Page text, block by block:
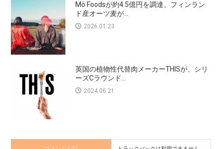
Mö Foodsが約4.5億円を調達、フィンラン
ド産オーツ麦が...
2026.01.23
英国の植物性代替肉メーカーTHISが、シリ
ーズCラウンド...
2024.06.21